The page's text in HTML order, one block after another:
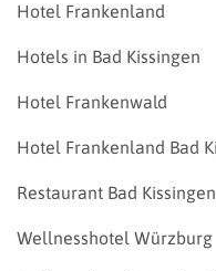
Hotel Frankenland
Hotels in Bad Kissingen
Hotel Frankenwald
Hotel Frankenland Bad
Restaurant Bad Kissingen
Wellnesshotel Würzburg